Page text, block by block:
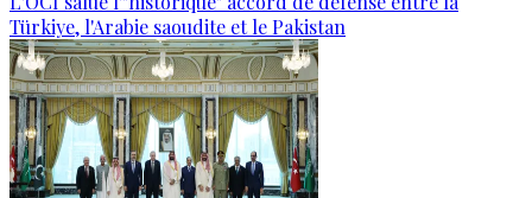
Türkiye, l'Arabie saoudite et le Pakistan